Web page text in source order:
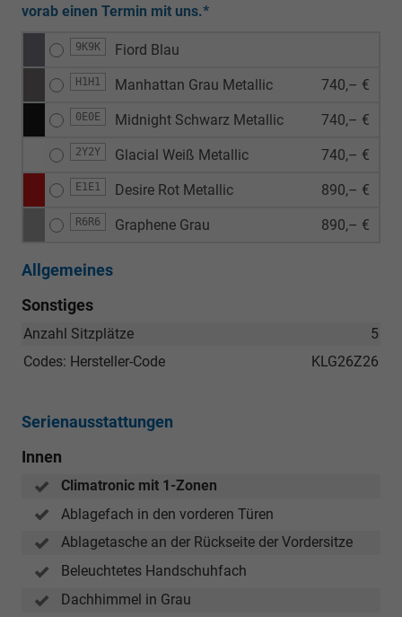
vorab einen Termin mit uns.*
9K9K Fiord Blau
H1H1 Manhattan Grau Metallic 740,– €
0E0E Midnight Schwarz Metallic 740,– €
2Y2Y Glacial Weiß Metallic 740,– €
E1E1 Desire Rot Metallic 890,– €
R6R6 Graphene Grau 890,– €
Allgemeines
Sonstiges
5
Anzahl Sitzplätze
KLG26Z26
Codes: Hersteller-Code
Serienausstattungen
Innen
Climatronic mit 1-Zonen
Ablagefach in den vorderen Türen
Ablagetasche an der Rückseite der Vordersitze
Beleuchtetes Handschuhfach
Dachhimmel in Grau